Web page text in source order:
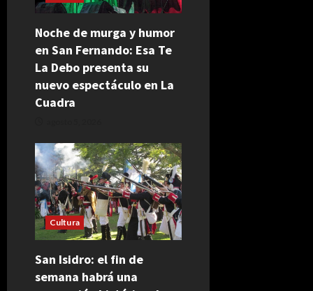
Noche de murga y humor
en San Fernando: Esa Te
La Debo presenta su
nuevo espectáculo en La
Cuadra
Cultura
San Isidro: el fin de
semana habrá una